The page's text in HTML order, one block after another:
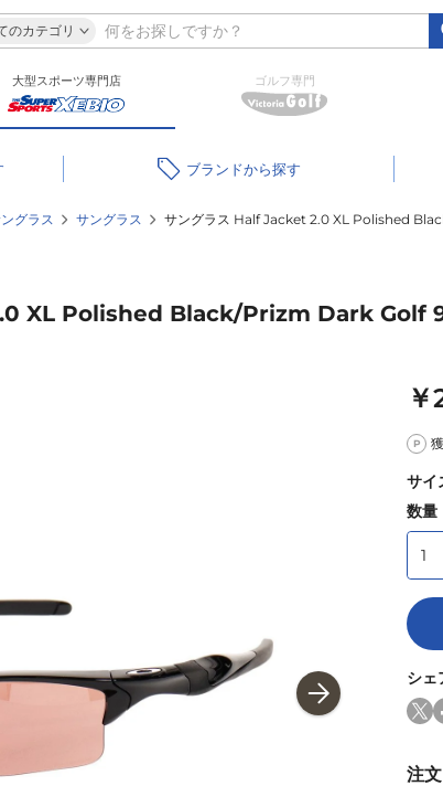
のカテゴリ
大型スポーツ専門店 ゴルフ専門
ブランド
グラス サングラス サングラス Half Jacket 2.0 XL Polished
XL Polished Black/Prizm Dark Golf
P
サイ
数量
シェ
注